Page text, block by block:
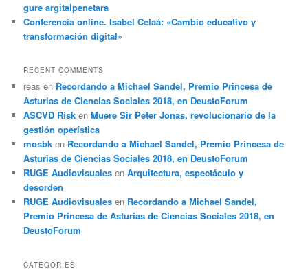
gure argitalpenetara
Conferencia online. Isabel Celaá: «Cambio educativo y
transformación digital»
RECENT COMMENTS
reas en Recordando a Michael Sandel, Premio Princesa de
Asturias de Ciencias Sociales 2018, en DeustoForum
ASCVD Risk enMuere Sir Peter Jonas, revolucionario de la
gestión operística
mosbk en Recordando a Michael Sandel, Premio Princesa de
Asturias de Ciencias Sociales 2018, en DeustoForum
RUGE Audiovisuales enArquitectura, espectáculo y
desorden
RUGE Audiovisuales en Recordando a Michael Sandel,
Premio Princesa de Asturias de Ciencias Sociales 2018, en
DeustoForum
CATEGORIES